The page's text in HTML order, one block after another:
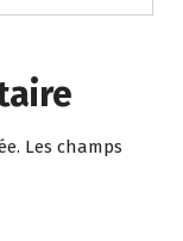
Les champs